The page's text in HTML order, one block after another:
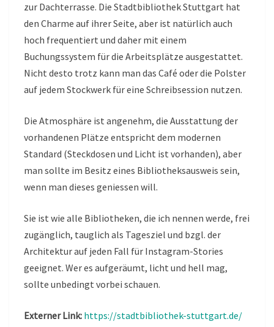
zur Dachterrasse. Die Stadtbibliothek Stuttgart hat
den Charme auf ihrer Seite, aber ist natürlich auch
hoch frequentiert und daher mit einem
Buchungssystem für die Arbeitsplätze ausgestattet.
Nicht desto trotz kann man das Café oder die Polster
auf jedem Stockwerk für eine Schreibsession nutzen.
Die Atmosphäre ist angenehm, die Ausstattung der
vorhandenen Plätze entspricht dem modernen
Standard (Steckdosen und Licht ist vorhanden), aber
man sollte im Besitz eines Bibliotheksausweis sein,
wenn man dieses geniessen will.
Sie ist wie alle Bibliotheken, die ich nennen werde, frei
zugänglich, tauglich als Tagesziel und bzgl. der
Architektur auf jeden Fall für Instagram-Stories
geeignet. Wer es aufgeräumt, licht und hell mag,
sollte unbedingt vorbei schauen.
Externer Link: https://stadtbibliothek-stuttgart.de/